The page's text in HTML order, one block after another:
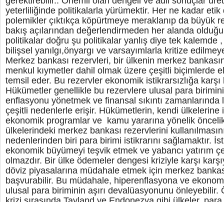
yeterliliğinde politikalarla yürümektir. Her ne kadar etik
polemikler çıktıkça köpürtmeye meraklanıp da büyük
bakış açılarından değerlendirmeden her alanda
politikalar doğru şu politikalar yanlış diye tek kalemde
bilişsel yanılgı,önyargı ve varsayımlarla kritize
Merkez bankası rezervleri, bir ülkenin merkez
menkul kıymetler dahil olmak üzere çeşitli biçimlerde
temsil eder. Bu rezervler ekonomik istikrarsızlığa
Hükümetler genellikle bu rezervlere ulusal para
enflasyonu yönetmek ve finansal sıkıntı
çeşitli nedenlerle erişir. Hükümetlerin, kendi ülkelerine
ekonomik programlar ve kamu yararına yönelik
ülkelerindeki merkez bankası rezervlerini
nedenlerinden biri para birimi istikrarını sağlamaktır.
ekonomik büyümeyi teşvik etmek ve yabancı yatırım
olmazdır. Bir ülke ödemeler dengesi kriziyle karşı
döviz piyasalarına müdahale etmek için merkez
başvurabilir. Bu müdahale, hiperenflasyona ve
ulusal para biriminin aşırı devalüasyonunu